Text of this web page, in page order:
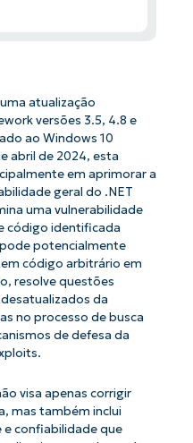
atualização
versões 3.5, 4.8 e
ao Windows 10
abril de 2024, esta
em aprimorar a
geral do .NET
uma vulnerabilidade
código identificada
potencialmente
código arbitrário em
resolve questões
da
no processo de busca
de defesa da
visa apenas corrigir
mas também inclui
e confiabilidade que